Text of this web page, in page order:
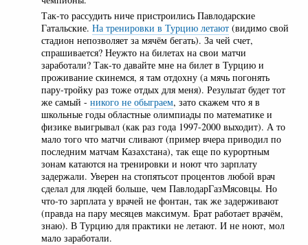
Так-то рассудить ниче пристроились Павлодарские
Гатальские. На тренировки в Турцию летают (видимо свой
стадион непозволяет за мячём бегать). За чей счет,
спрашивается? Неужто на билетах на свои матчи
заработали? Так-то давайте мне на билет в Турцию и
проживание скинемся, я там отдохну (а мячь погонять
пару-тройку раз тоже отдых для меня). Результат будет тот
же самый - никого не обыграем, зато скажем что я в
школьные годы областные олимпиады по математике и
физике выигрывал (как раз года 1997-2000 выходит). А то
мало того что матчи сливают (пример вчера приводил по
последним матчам Казахстана), так еще по курортным
зонам катаются на тренировки и ноют что зарплату
задержали. Уверен на стопятьсот процентов любой врач
сделал для людей больше, чем ПавлодарГазМясовцы. Но
что-то зарплата у врачей не фонтан, так же задерживают
(правда на пару месяцев максимум. Брат работает врачём,
знаю). В Турцию для практики не летают. И не ноют, мол
мало заработали.